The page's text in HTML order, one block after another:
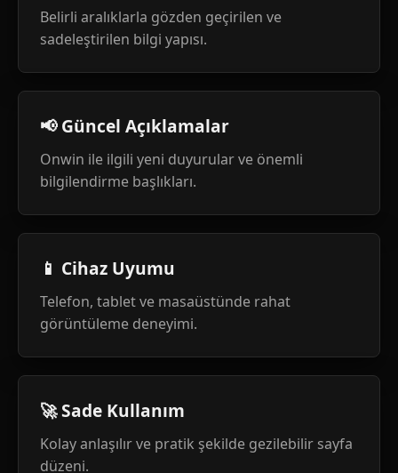
Belirli aralıklarla gözden geçirilen ve
sadeleştirilen bilgi yapısı.
📢 Güncel Açıklamalar
Onwin ile ilgili yeni duyurular ve önemli
bilgilendirme başlıkları.
📱 Cihaz Uyumu
Telefon, tablet ve masaüstünde rahat
görüntüleme deneyimi.
🚀 Sade Kullanım
Kolay anlaşılır ve pratik şekilde gezilebilir sayfa
düzeni.